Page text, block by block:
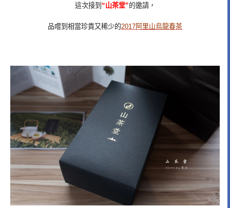
這次接到 “山茶堂”的邀請，
品嚐到相當珍貴又稀少的2017阿里山烏龍春茶